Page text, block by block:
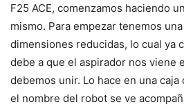
F25 ACE, comenzamos haciendo
mismo. Para empezar tenemos
dimensiones reducidas, lo cual ya
debe a que el aspirador nos viene
debemos unir. Lo hace en una
el nombre del robot se ve